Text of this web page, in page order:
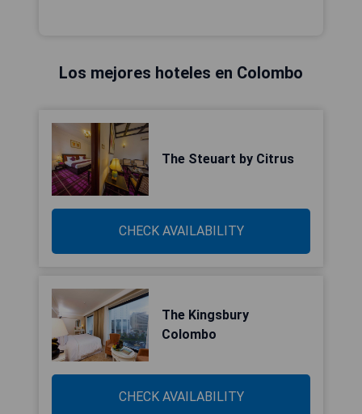
Los mejores hoteles en Colombo
The Steuart by Citrus
CHECK AVAILABILITY
The Kingsbury
Colombo
CHECK AVAILABILITY